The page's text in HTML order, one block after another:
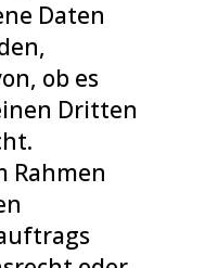
Daten
ob es
Dritten
Rahmen